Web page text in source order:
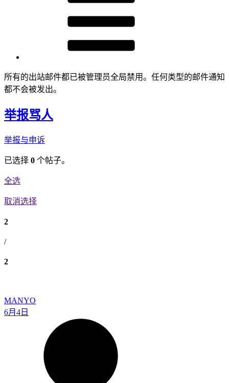
所有的出站邮件都已被管理员全局禁用。任何类型的邮件通知
都不会被发出。
举报骂人
举报与申诉
已选择 0 个帖子。
全选
取消选择
2
/
2
MANYO
6月4日